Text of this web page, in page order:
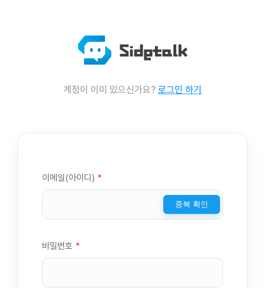
계정이 이미 있으신가요? 로그인 하기
이메일(아이디) *
중복 확인
비밀번호 *